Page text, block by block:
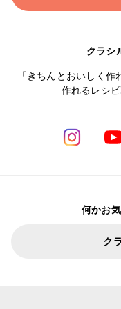
クラシ
「きちんとおいしく
作れるレシ
何かお
ク